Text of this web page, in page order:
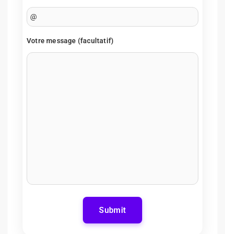
Votre message (facultatif)
Submit